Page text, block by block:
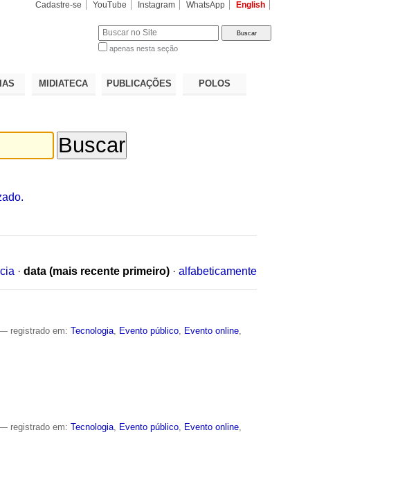
Cadastre-se YouTube Instagram WhatsApp English
apenas nesta seção
MIDIATECA PUBLICAÇÕES POLOS
· data (mais recente primeiro) · alfabeticamente
registrado em:Tecnologia Evento público Evento online
registrado em:Tecnologia Evento público Evento online